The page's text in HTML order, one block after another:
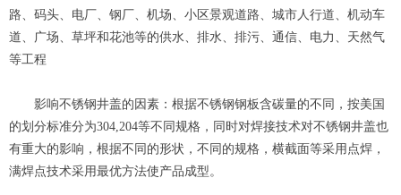
路、码头、电厂、钢厂、机场、小区景观道路、城市人行道、机动车
道、广场、草坪和花池等的供水、排水、排污、通信、电力、天然气
等工程
影响不锈钢井盖的因素：根据不锈钢钢板含碳量的不同，按美国
的划分标准分为304,204等不同规格，同时对焊接技术对不锈钢井盖也
有重大的影响，根据不同的形状，不同的规格，横截面等采用点焊，
满焊点技术采用最优方法使产品成型。